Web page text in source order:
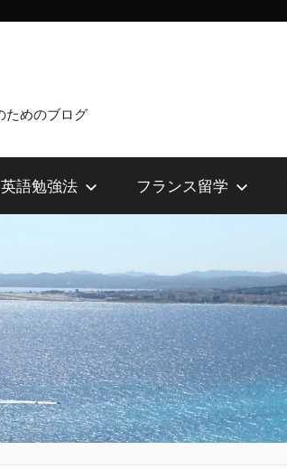
ためのブログ
英語勉強法 フランス留学